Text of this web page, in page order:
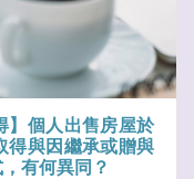
】個人出售房屋於
得與因繼承或贈與
有何異同？